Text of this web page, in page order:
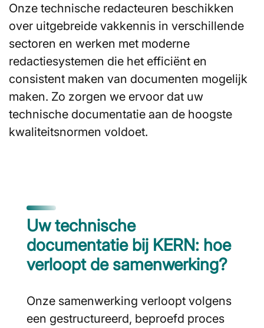
Onze technische redacteuren beschikken
over uitgebreide vakkennis in verschillende
sectoren en werken met moderne
redactiesystemen die het efficiënt en
consistent maken van documenten mogelijk
maken. Zo zorgen we ervoor dat uw
technische documentatie aan de hoogste
kwaliteitsnormen voldoet.
Uw technische
documentatie bij KERN: hoe
verloopt de samenwerking?
Onze samenwerking verloopt volgens
een gestructureerd, beproefd proces